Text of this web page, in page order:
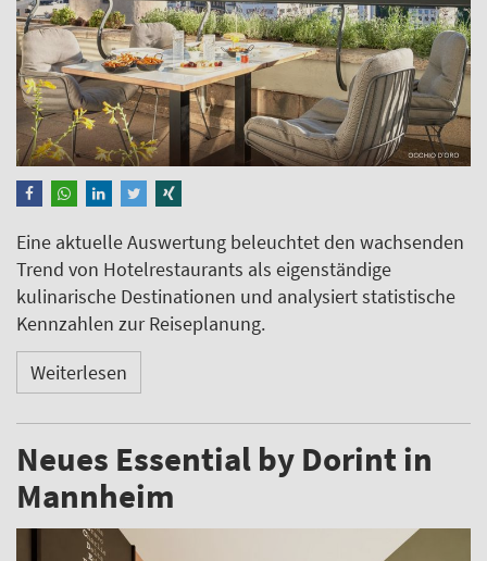
Eine aktuelle Auswertung beleuchtet den wachsenden
Trend von Hotelrestaurants als eigenständige
kulinarische Destinationen und analysiert statistische
Kennzahlen zur Reiseplanung.
Weiterlesen
Neues Essential by Dorint in
Mannheim